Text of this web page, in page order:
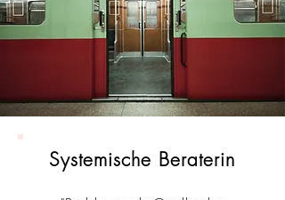
Systemische Beraterin